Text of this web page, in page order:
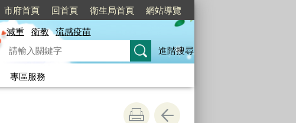
市府首頁 回首頁 衛生局首頁 網站導覽
減重 衛教
流感疫苗
進階搜尋
專區服務